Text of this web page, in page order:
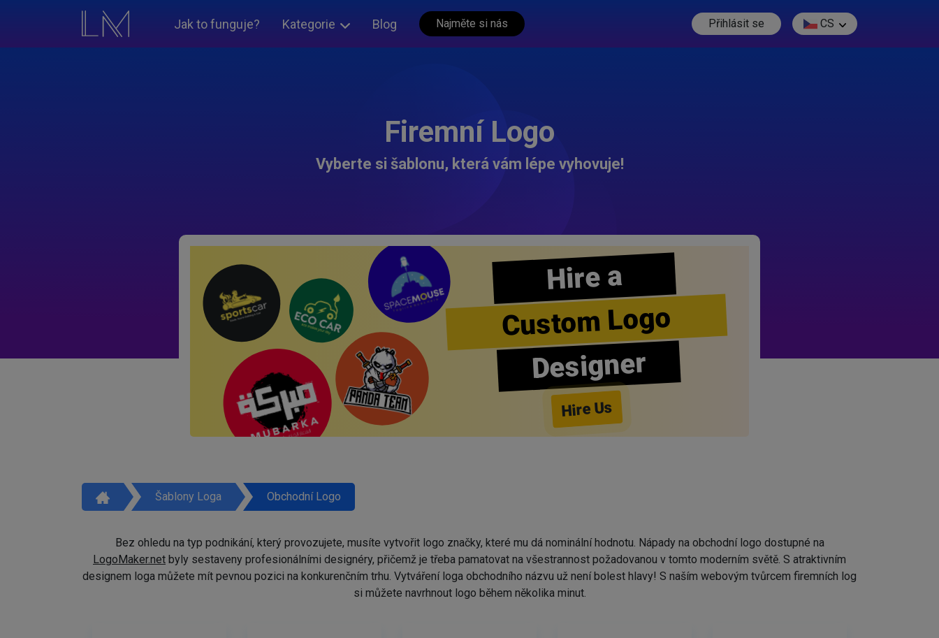
Jak to funguje? Kategorie Blog Najměte si nás Přihlásit se CS
Firemní Logo
Vyberte si šablonu, která vám lépe vyhovuje!
Hire a
Custom Logo
Designer
Hire Us
Šablony Loga Obchodní Logo
Bez ohledu na typ podnikání, který provozujete, musíte vytvořit logo značky, které mu dá nominální hodnotu. Nápady na obchodní logo dostupné na
LogoMaker.net byly sestaveny profesionálními designéry, přičemž je třeba pamatovat na všestrannost požadovanou v tomto moderním světě. S atraktivním
designem loga můžete mít pevnou pozici na konkurenčním trhu. Vytváření loga obchodního názvu už není bolest hlavy! S naším webovým tvůrcem firemních log
si můžete navrhnout logo během několika minut.